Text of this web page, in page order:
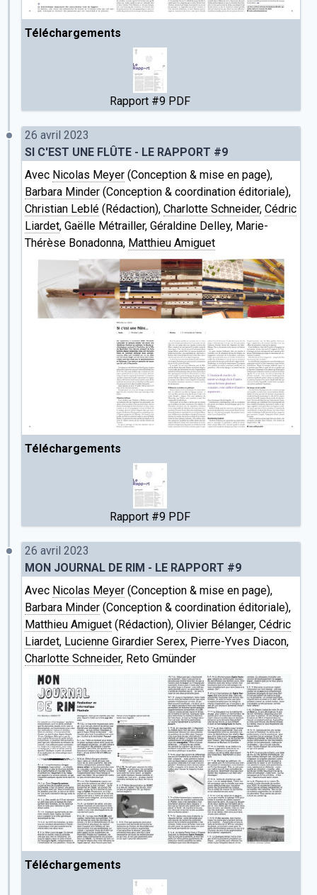
Téléchargements
Rapport #9 PDF
26 avril 2023
SI C'EST UNE FLÛTE - LE RAPPORT #9
Avec Nicolas Meyer (Conception & mise en page),
Barbara Minder (Conception & coordination éditoriale),
Christian Leblé (Rédaction), Charlotte Schneider, Cédric
Liardet, Gaëlle Métrailler, Géraldine Delley, Marie-
Thérèse Bonadonna, Matthieu Amiguet
Téléchargements
Rapport #9 PDF
26 avril 2023
MON JOURNAL DE RIM - LE RAPPORT #9
Avec Nicolas Meyer (Conception & mise en page),
Barbara Minder (Conception & coordination éditoriale),
Matthieu Amiguet (Rédaction), Olivier Bélanger, Cédric
Liardet, Lucienne Girardier Serex, Pierre-Yves Diacon,
Charlotte Schneider, Reto Gmünder
Téléchargements